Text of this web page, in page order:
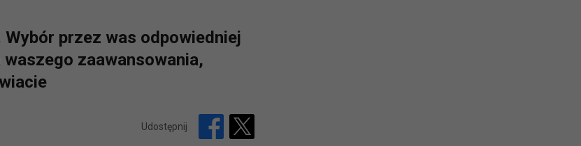
przez was odpowiedniej
zaawansowania,
Udostępnij